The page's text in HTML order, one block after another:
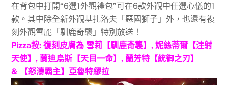
在背包中打開“6選1外觀禮包”可在6款外觀中任選心儀的1
款。其中除全新外觀基扎洛夫「惡國獅子」外，也還有複
刻外觀雪麗「馴鹿奇襲」特別放送！
Pizza按: 復刻皮膚為 雪莉【馴鹿奇襲】, 妮絲蒂爾【注射
天使】, 蘭迪烏斯【天目一命】, 蘭芳特【統御之刃】
& 【怒濤霸主】亞魯特繆拉